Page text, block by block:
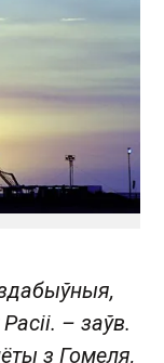
– заўв.
з Гомеля,